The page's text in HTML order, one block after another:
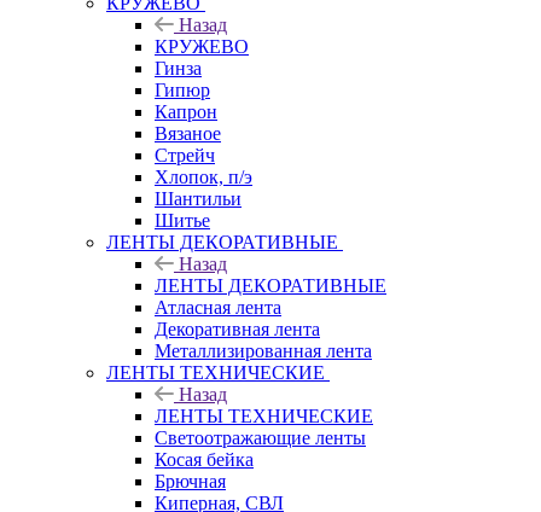
Назад
КРУЖЕВО
Гинза
Гипюр
Капрон
Вязаное
Стрейч
Хлопок, п/э
Шантильи
Шитье
ЛЕНТЫ ДЕКОРАТИВНЫЕ
Назад
ЛЕНТЫ ДЕКОРАТИВНЫЕ
Атласная лента
Декоративная лента
Металлизированная лента
ЛЕНТЫ ТЕХНИЧЕСКИЕ
Назад
ЛЕНТЫ ТЕХНИЧЕСКИЕ
Светоотражающие ленты
Косая бейка
Брючная
Киперная, СВЛ